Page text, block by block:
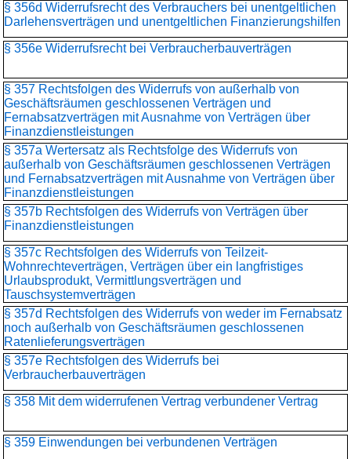
§ 356d Widerrufsrecht des Verbrauchers bei unentgeltlichen
Darlehensverträgen und unentgeltlichen Finanzierungshilfen
§ 356e Widerrufsrecht bei Verbraucherbauverträgen
§ 357 Rechtsfolgen des Widerrufs von außerhalb von
Geschäftsräumen geschlossenen Verträgen und
Fernabsatzverträgen mit Ausnahme von Verträgen über
Finanzdienstleistungen
§ 357a Wertersatz als Rechtsfolge des Widerrufs von
außerhalb von Geschäftsräumen geschlossenen Verträgen
und Fernabsatzverträgen mit Ausnahme von Verträgen über
Finanzdienstleistungen
§ 357b Rechtsfolgen des Widerrufs von Verträgen über
Finanzdienstleistungen
§ 357c Rechtsfolgen des Widerrufs von Teilzeit-
Wohnrechteverträgen, Verträgen über ein langfristiges
Urlaubsprodukt, Vermittlungsverträgen und
Tauschsystemverträgen
§ 357d Rechtsfolgen des Widerrufs von weder im Fernabsatz
noch außerhalb von Geschäftsräumen geschlossenen
Ratenlieferungsverträgen
§ 357e Rechtsfolgen des Widerrufs bei
Verbraucherbauverträgen
§ 358 Mit dem widerrufenen Vertrag verbundener Vertrag
§ 359 Einwendungen bei verbundenen Verträgen